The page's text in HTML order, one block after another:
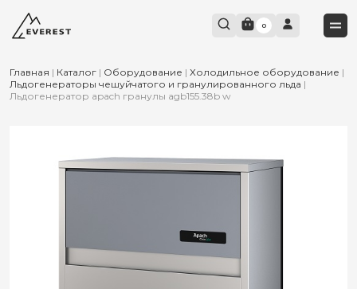
0
Главная | Каталог | Оборудование | Холодильное оборудование |
Льдогенераторы чешуйчатого и гранулированного льда |
Льдогенератор apach гранулы agb155.38b w